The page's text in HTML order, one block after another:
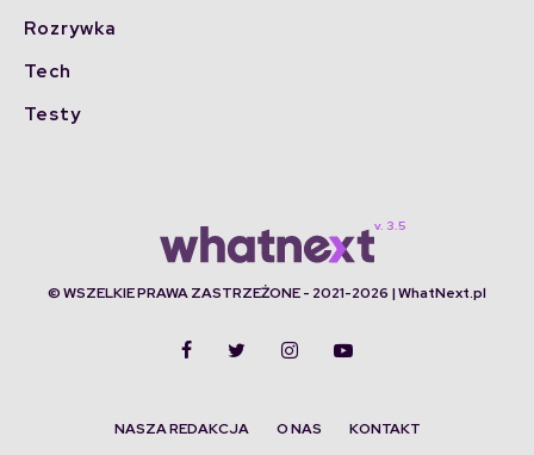
Rozrywka
Tech
Testy
© WSZELKIE PRAWA ZASTRZEŻONE - 2021-2026 | WhatNext.pl
NASZA REDAKCJA O NAS KONTAKT